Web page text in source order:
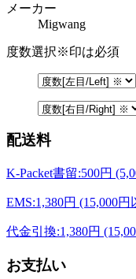
メーカー
Migwang
度数選択※印は必須
配送料
K-Packet書留:500円
EMS:1,380円 (15,000
代金引換:1,380円
お支払い